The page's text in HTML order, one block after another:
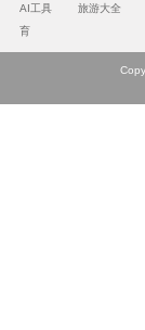
AI工具
旅游大全
育